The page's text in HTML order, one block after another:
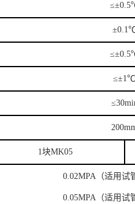
≤±1℃
1块MK05
0.02MPA（适用试
0.05MPA（适用试